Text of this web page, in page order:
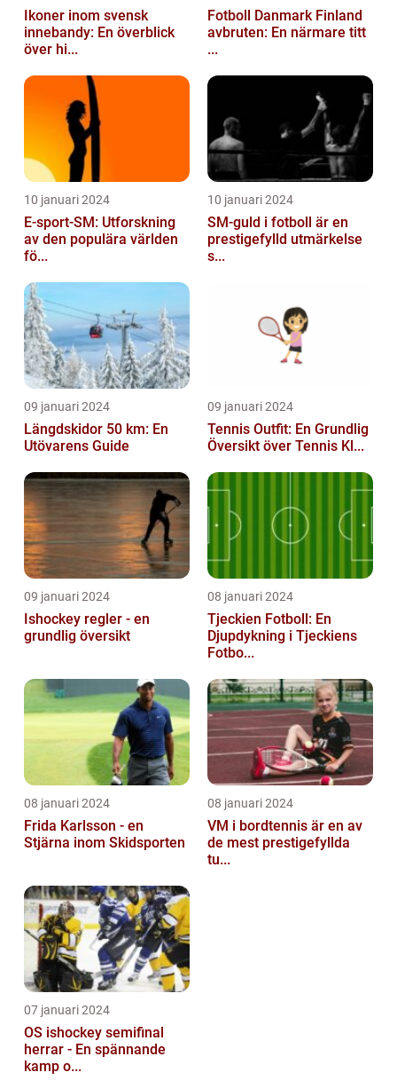
Ikoner inom svensk
innebandy: En överblick
över hi...
Fotboll Danmark Finland
avbruten: En närmare titt
...
10 januari 2024
E-sport-SM: Utforskning
av den populära världen
fö...
10 januari 2024
SM-guld i fotboll är en
prestigefylld utmärkelse
s...
09 januari 2024
Längdskidor 50 km: En
Utövarens Guide
09 januari 2024
Tennis Outfit: En Grundlig
Översikt över Tennis Kl...
09 januari 2024
Ishockey regler - en
grundlig översikt
08 januari 2024
Tjeckien Fotboll: En
Djupdykning i Tjeckiens
Fotbo...
08 januari 2024
Frida Karlsson - en
Stjärna inom Skidsporten
08 januari 2024
VM i bordtennis är en av
de mest prestigefyllda
tu...
07 januari 2024
OS ishockey semifinal
herrar - En spännande
kamp o...